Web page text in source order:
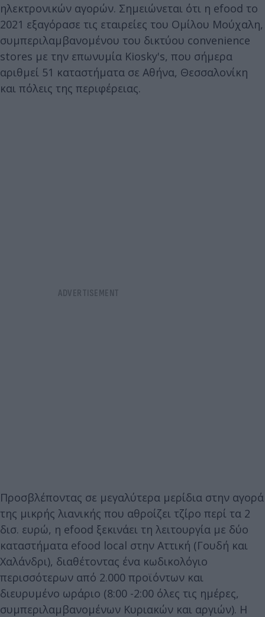
ηλεκτρονικών αγορών. Σημειώνεται ότι η efood το
2021 εξαγόρασε τις εταιρείες του Ομίλου Μούχαλη,
συμπεριλαμβανομένου του δικτύου convenience
stores με την επωνυμία Kiosky's, που σήμερα
αριθμεί 51 καταστήματα σε Αθήνα, Θεσσαλονίκη
και πόλεις της περιφέρειας.
Προσβλέποντας σε μεγαλύτερα μερίδια στην αγορά
της μικρής λιανικής που αθροίζει τζίρο περί τα 2
δισ. ευρώ, η efood ξεκινάει τη λειτουργία με δύο
καταστήματα efood local στην Αττική (Γουδή και
Χαλάνδρι), διαθέτοντας ένα κωδικολόγιο
περισσότερων από 2.000 προϊόντων και
διευρυμένο ωράριο (8:00 -2:00 όλες τις ημέρες,
συμπεριλαμβανομένων Κυριακών και αργιών). Η